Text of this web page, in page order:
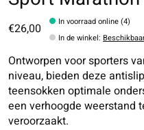
€26,00
In voorraad online (4)
In de winkel:
Ontworpen voor sporters
niveau, bieden deze
teensokken optimale
een verhoogde weerstand
veroorzaakt.